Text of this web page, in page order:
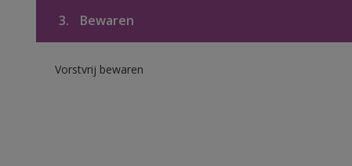
3. Bewaren
Vorstvrij bewaren